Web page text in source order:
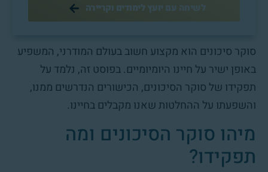
לשיחה עם יועץ לימודים וקריירה
סוקר סיכונים הוא מקצוע חשוב בעולם המודרני, המשפיע
באופן ישיר על חיינו היומיומיים. בפוסט זה, נלמד על
תפקידו של סוקר הסיכונים, הכישורים הנדרשים ממנו,
והשפעתו על ההחלטות שאנו מקבלים בחיינו.
מיהו סוקר הסיכונים ומה
תפקידו?